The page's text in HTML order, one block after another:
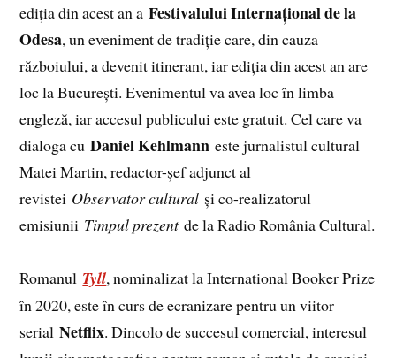
ediția din acest an aFestivalului Internațional de la
Odesa, un eveniment de tradiție care, din cauza
războiului, a devenit itinerant, iar ediția din acest an are
loc la București. Evenimentul va avea loc în limba
engleză, iar accesul publicului este gratuit. Cel care va
dialoga cuDaniel Kehlmann este jurnalistul cultural
Matei Martin, redactor-șef adjunct al
revistei Observator cultural și co-realizatorul
emisiunii Timpul prezentde la Radio România Cultural.
Romanul Tyll, nominalizat la International Booker Prize
în 2020, este în curs de ecranizare pentru un viitor
serialNetflix. Dincolo de succesul comercial, interesul